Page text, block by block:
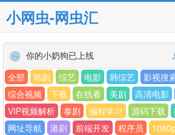
小网虫-网虫汇
你的小奶狗已上线
全部
韩剧 综艺 电影 韩综艺 影视搜
综合视频
下载 在线看 美剧 高清电影
VIP视频解析
泰剧 编程学习 源码下载
网址导航
港剧 前端开发 程序员